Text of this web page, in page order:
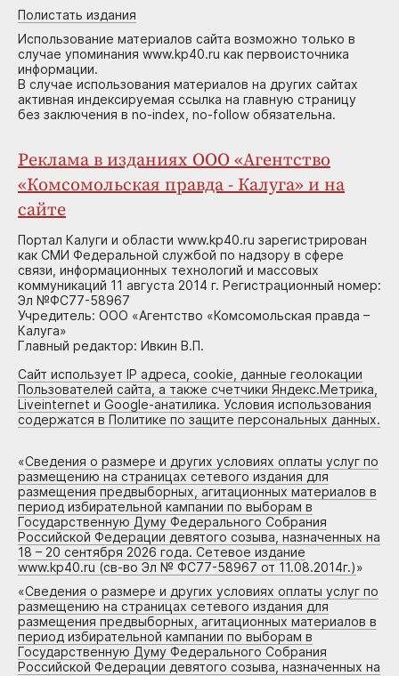
Полистать издания
Использование материалов сайта возможно только в
случае упоминания www.kp40.ru как первоисточника
информации.
В случае использования материалов на других сайтах
активная индексируемая ссылка на главную страницу
без заключения в no-index, no-follow обязательна.
Реклама в изданиях ООО «Агентство
«Комсомольская правда - Калуга» и на
сайте
Портал Калуги и области www.kp40.ru зарегистрирован
как СМИ Федеральной службой по надзору в сфере
связи, информационных технологий и массовых
коммуникаций 11 августа 2014 г. Регистрационный номер:
Эл №ФС77-58967
Учредитель: ООО «Агентство «Комсомольская правда –
Калуга»
Главный редактор: Ивкин В.П.
Сайт использует IP адреса, cookie, данные геолокации
Пользователей сайта, а также счетчики Яндекс.Метрика,
Liveinternet и Google-анатилика. Условия использования
содержатся в Политике по защите персональных данных.
«Сведения о размере и других условиях оплаты услуг по
размещению на страницах сетевого издания для
размещения предвыборных, агитационных материалов в
период избирательной кампании по выборам в
Государственную Думу Федерального Собрания
Российской Федерации девятого созыва, назначенных на
18 – 20 сентября 2026 года. Сетевое издание
www.kp40.ru (св-во Эл № ФС77-58967 от 11.08.2014г.)»
«Сведения о размере и других условиях оплаты услуг по
размещению на страницах сетевого издания для
размещения предвыборных, агитационных материалов в
период избирательной кампании по выборам в
Государственную Думу Федерального Собрания
Российской Федерации девятого созыва, назначенных на